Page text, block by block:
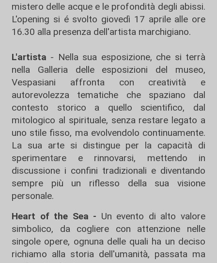
mistero delle acque e le profondità degli abissi.
L'opening si é svolto giovedì 17 aprile alle ore
16.30 alla presenza dell'artista marchigiano.
L'artista - Nella sua esposizione, che si terrà
nella Galleria delle esposizioni del museo,
Vespasiani affronta con creatività e
autorevolezza tematiche che spaziano dal
contesto storico a quello scientifico, dal
mitologico al spirituale, senza restare legato a
uno stile fisso, ma evolvendolo continuamente.
La sua arte si distingue per la capacità di
sperimentare e rinnovarsi, mettendo in
discussione i confini tradizionali e diventando
sempre più un riflesso della sua visione
personale.
Heart of the Sea - Un evento di alto valore
simbolico, da cogliere con attenzione nelle
singole opere, ognuna delle quali ha un deciso
richiamo alla storia dell'umanità, passata ma